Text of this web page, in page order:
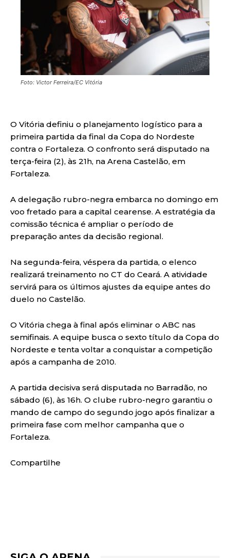
Foto: Victor Ferreira/EC Vitória
O Vitória definiu o planejamento logístico para a
primeira partida da final da Copa do Nordeste
contra o Fortaleza. O confronto será disputado na
terça-feira (2), às 21h, na Arena Castelão, em
Fortaleza.
A delegação rubro-negra embarca no domingo em
voo fretado para a capital cearense. A estratégia da
comissão técnica é ampliar o período de
preparação antes da decisão regional.
Na segunda-feira, véspera da partida, o elenco
realizará treinamento no CT do Ceará. A atividade
servirá para os últimos ajustes da equipe antes do
duelo no Castelão.
O Vitória chega à final após eliminar o ABC nas
semifinais. A equipe busca o sexto título da Copa do
Nordeste e tenta voltar a conquistar a competição
após a campanha de 2010.
A partida decisiva será disputada no Barradão, no
sábado (6), às 16h. O clube rubro-negro garantiu o
mando de campo do segundo jogo após finalizar a
primeira fase com melhor campanha que o
Fortaleza.
Compartilhe